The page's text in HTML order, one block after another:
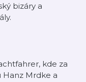
bizáry a
kde za
Mrdke a